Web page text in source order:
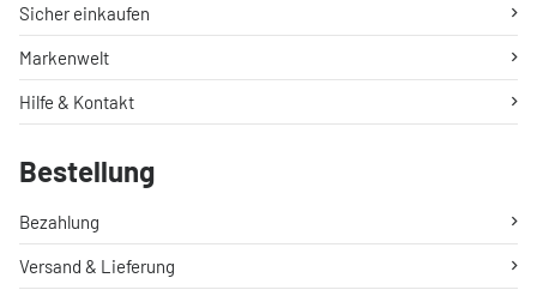
Sicher einkaufen
Markenwelt
Hilfe & Kontakt
Bestellung
Bezahlung
Versand & Lieferung